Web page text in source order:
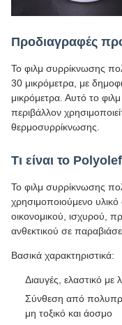
Προδιαγραφές
Το φιλμ συρρίκνωσης
30 μικρόμετρα, με
μικρόμετρα. Αυτό το
περιβάλλον
θερμοσυρρίκνωσης.
Τι είναι το
Το φιλμ συρρίκνωσης
χρησιμοποιούμενο
οικονομικού, ισχυρού,
ανθεκτικού σε
Βασικά χαρακτηριστικά:
Διαυγές, ελαστικό με
Σύνθεση από
μη τοξικό και άοσμο